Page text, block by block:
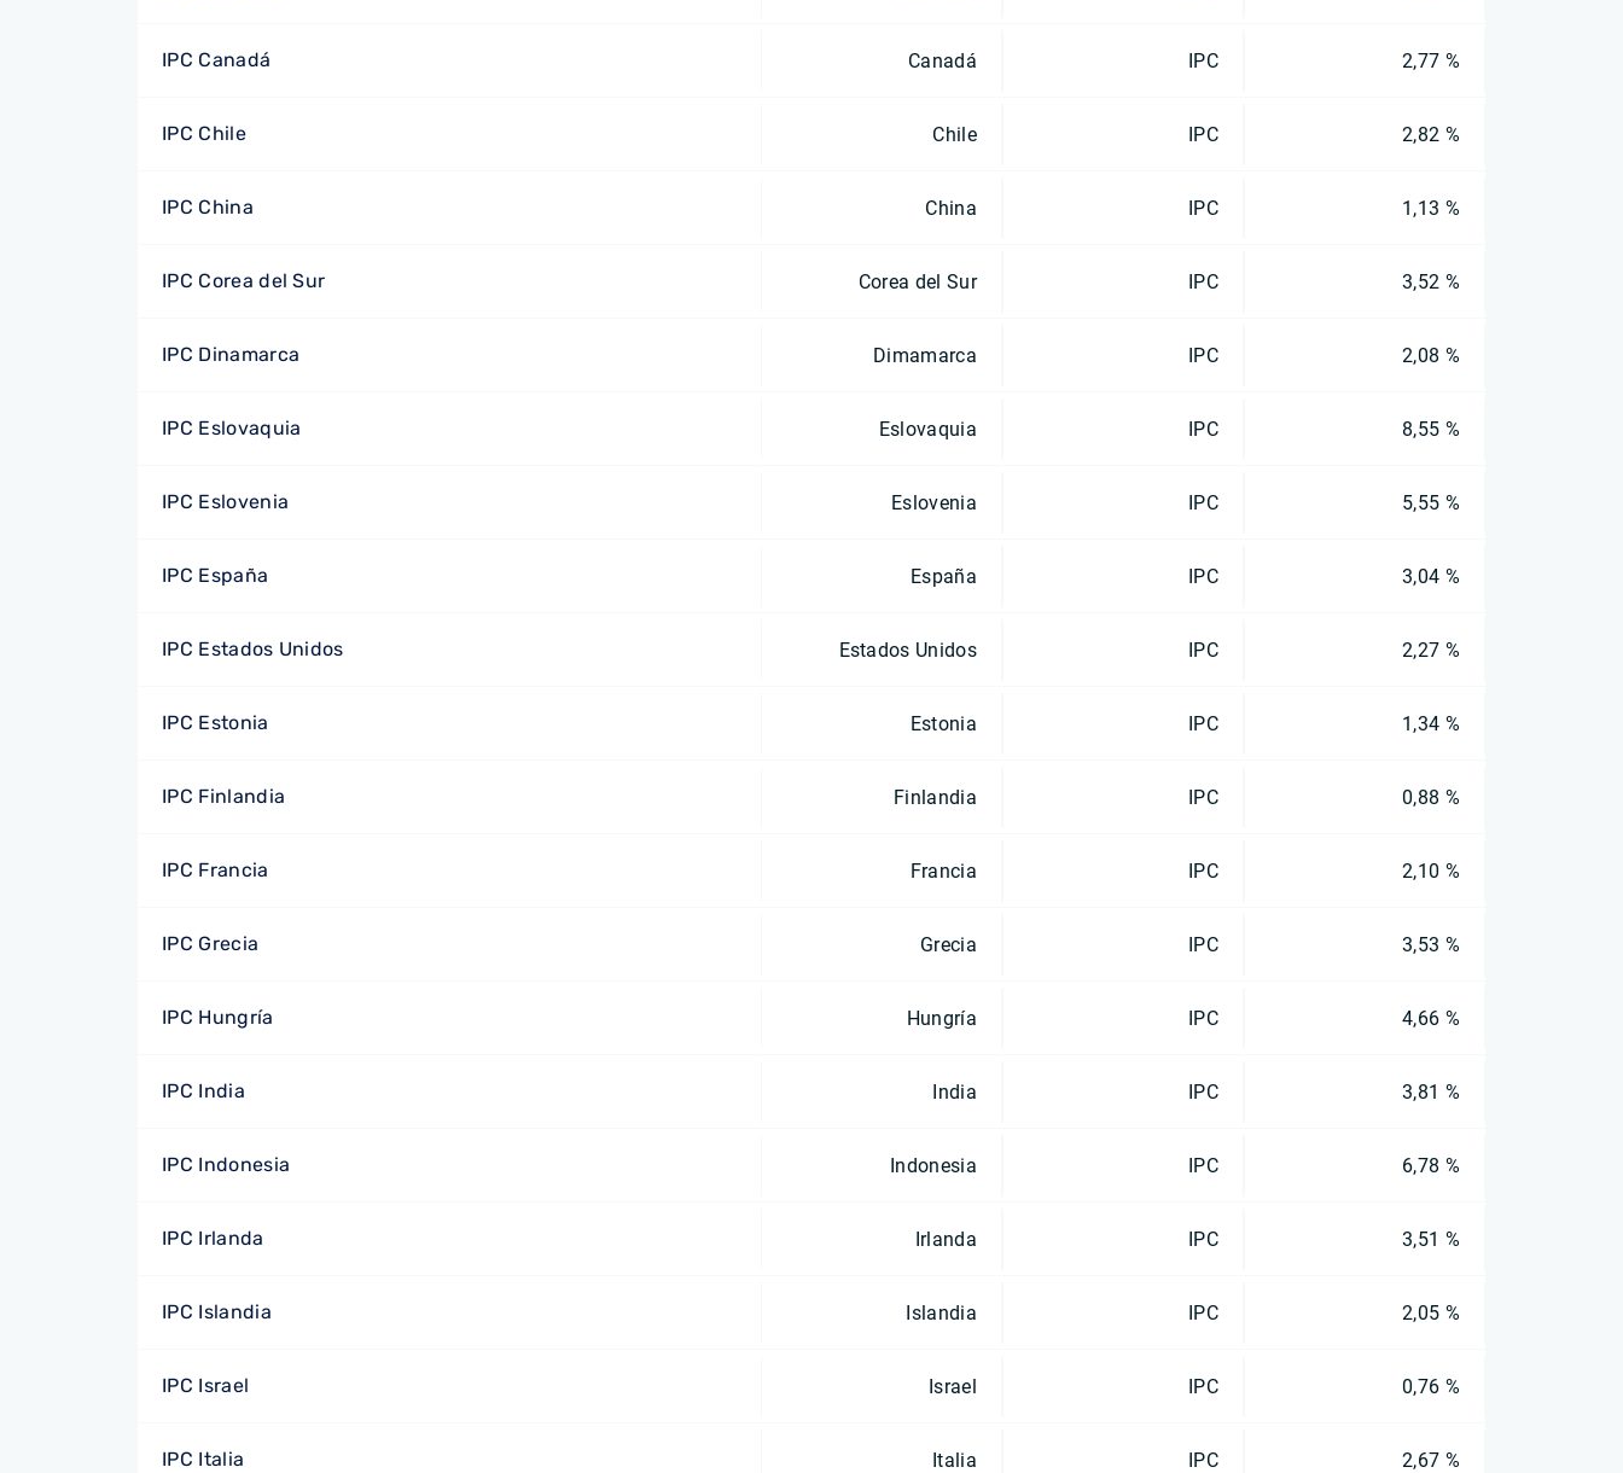
IPC Canadá Canadá IPC 2,77 %
IPC Chile Chile IPC 2,82 %
IPC China China IPC 1,13 %
IPC Corea del Sur Corea del Sur IPC 3,52 %
IPC Dinamarca Dimamarca IPC 2,08 %
IPC Eslovaquia Eslovaquia IPC 8,55 %
IPC Eslovenia Eslovenia IPC 5,55 %
IPC España España IPC 3,04 %
IPC Estados Unidos Estados Unidos IPC 2,27 %
IPC Estonia Estonia IPC 1,34 %
IPC Finlandia Finlandia IPC 0,88 %
IPC Francia Francia IPC 2,10 %
IPC Grecia Grecia IPC 3,53 %
IPC Hungría Hungría IPC 4,66 %
IPC India India IPC 3,81 %
IPC Indonesia Indonesia IPC 6,78 %
IPC Irlanda Irlanda IPC 3,51 %
IPC Islandia Islandia IPC 2,05 %
IPC Israel Israel IPC 0,76 %
IPC Italia Italia IPC 2,67 %